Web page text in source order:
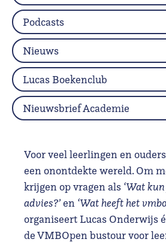
Voor veel leerlingen en
een onontdekte wereld. Om
krijgen op vragen als ‘Wat
advies?’en ‘Wat heeft het
organiseert Lucas Onderwijs
de VMBOpen bustour voor
Podcasts
Nieuws
Lucas Boekenclub
Nieuwsbrief Academie